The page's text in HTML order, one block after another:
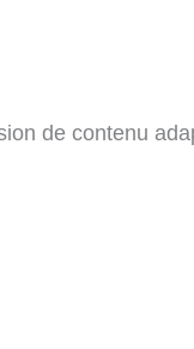
de contenu